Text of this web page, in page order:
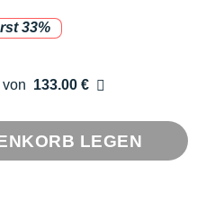
33%
der Marke
133.00 €
LEGEN